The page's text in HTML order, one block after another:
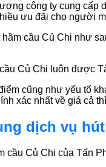
công ty cung cấp
ưu đãi cho người
cầu Củ Chi như
Củ Chi luôn được
cũng như yếu tố
xác nhất về giá cả
dịch vụ
cầu Củ Chi của Tấn